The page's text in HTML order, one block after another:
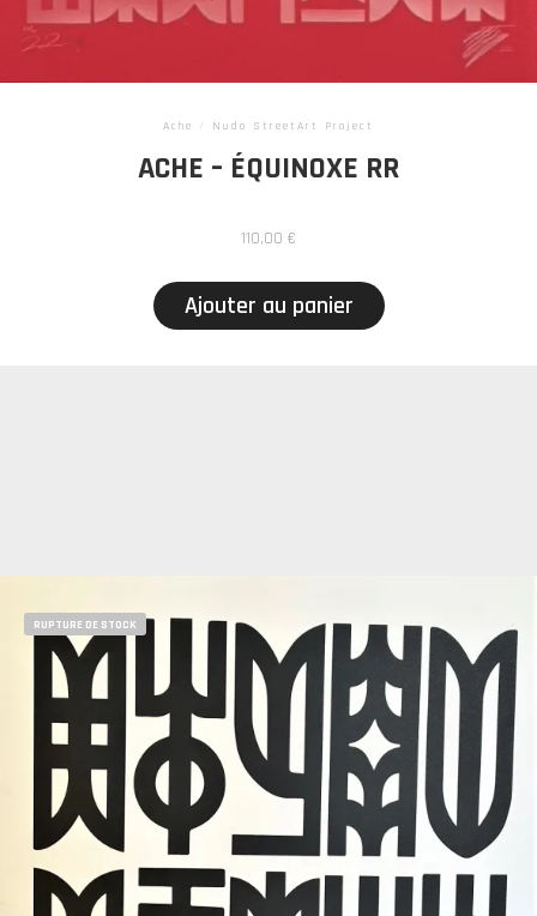
Ache Nudo StreetArt Project
ACHE – ÉQUINOXE RR
110,00 €
Ajouter au panier
RUPTURE DE STOCK